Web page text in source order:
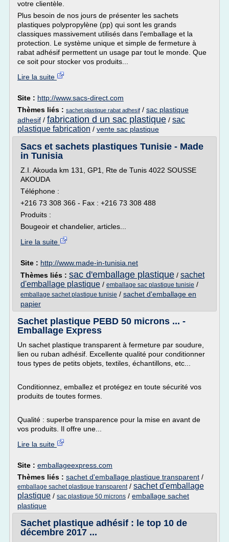
votre clientèle.
Plus besoin de nos jours de présenter les sachets
plastiques polypropylène (pp) qui sont les grands
classiques massivement utilisés dans l'emballage et la
protection. Le système unique et simple de fermeture à
rabat adhésif permettent un usage par tout le monde. Que
ce soit pour stocker vos produits...
Lire la suite
Site : http://www.sacs-direct.com
Thèmes liés : sachet plastique rabat adhesif / sac plastique
adhesif / fabrication d un sac plastique / sac
plastique fabrication / vente sac plastique
Sacs et sachets plastiques Tunisie - Made
in Tunisia
Z.I. Akouda km 131, GP1, Rte de Tunis 4022 SOUSSE
AKOUDA
Téléphone :
+216 73 308 366 - Fax : +216 73 308 488
Produits :
Bougeoir et chandelier, articles...
Lire la suite
Site : http://www.made-in-tunisia.net
Thèmes liés : sac d'emballage plastique / sachet
d'emballage plastique / emballage sac plastique tunisie /
emballage sachet plastique tunisie / sachet d'emballage en
papier
Sachet plastique PEBD 50 microns ... -
Emballage Express
Un sachet plastique transparent à fermeture par soudure,
lien ou ruban adhésif. Excellente qualité pour conditionner
tous types de petits objets, textiles, échantillons, etc...
Conditionnez, emballez et protégez en toute sécurité vos
produits de toutes formes.
Qualité : superbe transparence pour la mise en avant de
vos produits. Il offre une...
Lire la suite
Site : emballageexpress.com
Thèmes liés : sachet d'emballage plastique transparent /
emballage sachet plastique transparent/ sachet d'emballage
plastique / sac plastique 50 microns / emballage sachet
plastique
Sachet plastique adhésif : le top 10 de
décembre 2017 ...